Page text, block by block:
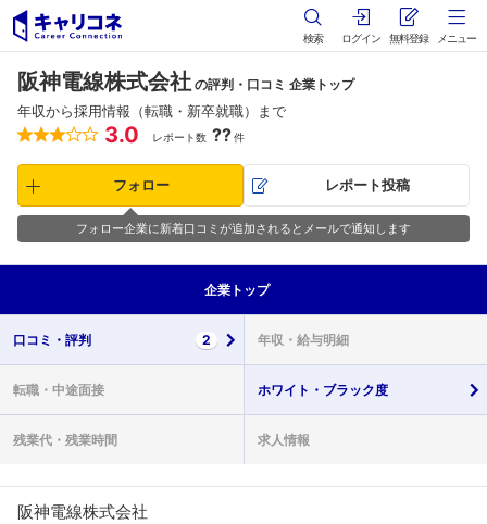
検索 ログイン 無料登録 メニュー
阪神電線株式会社 の評判・口コミ 企業トップ
年収から採用情報（転職・新卒就職）まで
3.0 レポート数 ??件
フォロー レポート投稿
フォロー企業に新着口コミが追加されるとメールで通知します
企業 トップ
口コミ・ 評判 2 年収・ 給与明細
転職・ 中途面接 ホワイト・ ブラック度
残業代・ 残業時間 求人情報
阪神電線株式会社